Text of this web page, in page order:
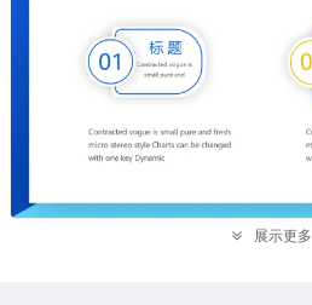
展示更多